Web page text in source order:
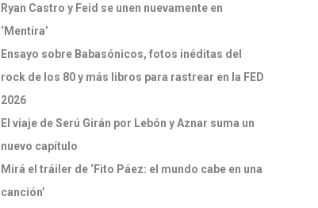
Ryan Castro y Feid se unen nuevamente en
‘Mentira’
Ensayo sobre Babasónicos, fotos inéditas del
rock de los 80 y más libros para rastrear en la FED
2026
El viaje de Serú Girán por Lebón y Aznar suma un
nuevo capítulo
Mirá el tráiler de ‘Fito Páez: el mundo cabe en una
canción’